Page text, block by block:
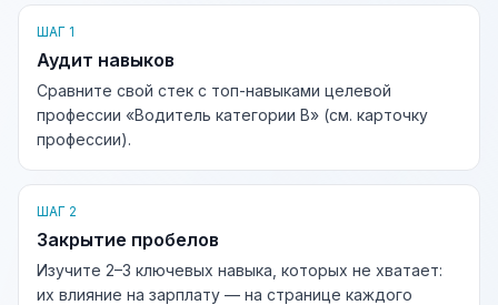
ШАГ 1
Аудит навыков
Сравните свой стек с топ-навыками целевой
профессии «Водитель категории В» (см. карточку
профессии).
ШАГ 2
Закрытие пробелов
Изучите 2–3 ключевых навыка, которых не хватает:
их влияние на зарплату — на странице каждого